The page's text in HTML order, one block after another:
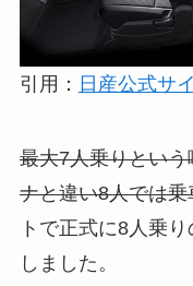
引用： 日産公式サ
最大7人乗りとい
ナと違い8人では
トで正式に8人乗
しました。